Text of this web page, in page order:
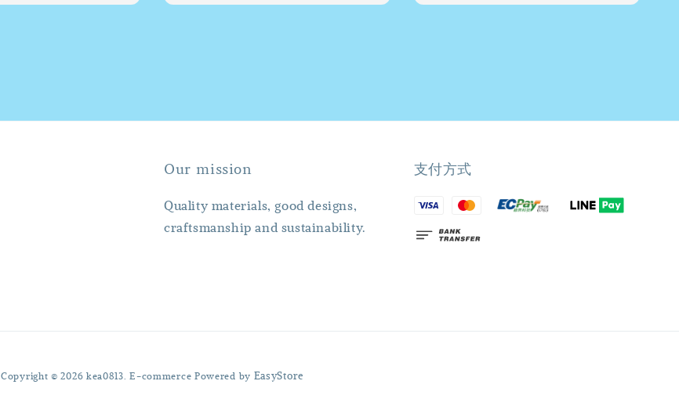
Our mission
Quality materials, good designs,
craftsmanship and sustainability.
支付方式
Copyright © 2026 kea0813. E-commerce Powered by EasyStore